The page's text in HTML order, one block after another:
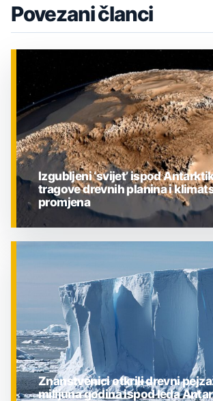
Povezani članci
Izgubljeni ‘svijet’ ispod
tragove drevnih planina i
promjena
Znanstvenici otkrili drevni
milijuna godina ispod leda